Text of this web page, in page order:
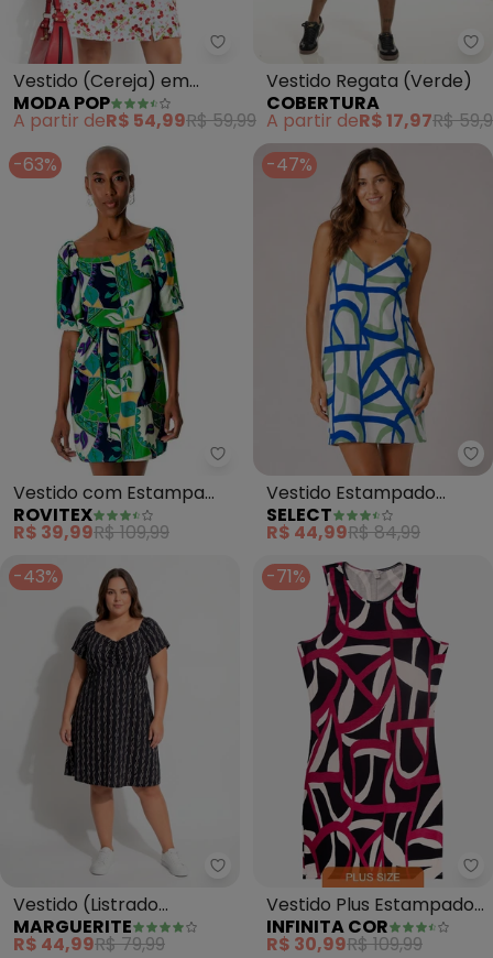
Moda Pop - Vestido (Cereja)
Vestido (Cereja) em
Jersey Acetinado
MODA POP
A partir deR$ 54,99R$ 59,99
Vestido Regata (Verde)
COBERTURA
A partir deR$ 17,97R$
-63%
Rovitex - Vestido com
Vestido com Estampa
Viscose Creponada
(Verde)
ROVITEX
R$ 39,99R$ 109,99
-47%
Vestido Estampado
Decote em V (Bege)
SELECT
R$ 44,99R$ 84,99
-43%
Marguerite - Vestido (Listrado
Vestido (Listrado
Abstrato) em Malha
MARGUERITE
R$ 44,99R$ 79,99
-71%
Vestido Plus Estampado
Infinita Cor (Vermelho)
INFINITA COR
R$ 30,99R$ 109,99